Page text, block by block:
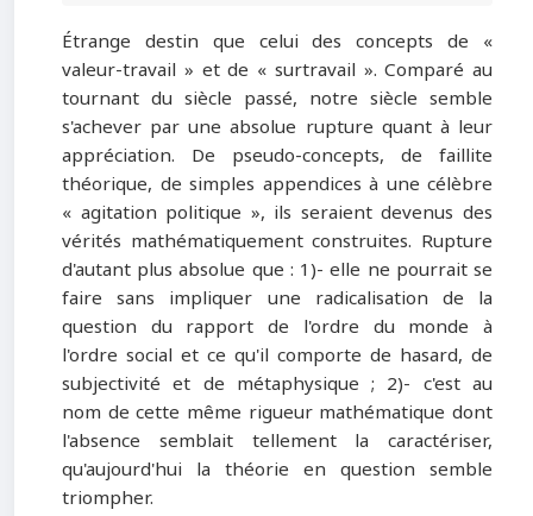
Étrange destin que celui des concepts de «
valeur-travail » et de « surtravail ». Comparé au
tournant du siècle passé, notre siècle semble
s'achever par une absolue rupture quant à leur
appréciation. De pseudo-concepts, de faillite
théorique, de simples appendices à une célèbre
« agitation politique », ils seraient devenus des
vérités mathématiquement construites. Rupture
d'autant plus absolue que : 1)- elle ne pourrait se
faire sans impliquer une radicalisation de la
question du rapport de l'ordre du monde à
l'ordre social et ce qu'il comporte de hasard, de
subjectivité et de métaphysique ; 2)- c'est au
nom de cette même rigueur mathématique dont
l'absence semblait tellement la caractériser,
qu'aujourd'hui la théorie en question semble
triompher.